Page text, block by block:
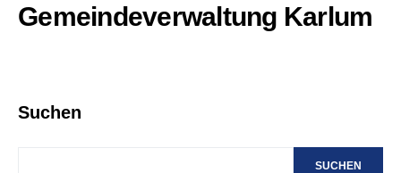
Gemeindeverwaltung Karlum
Suchen
SUCHEN